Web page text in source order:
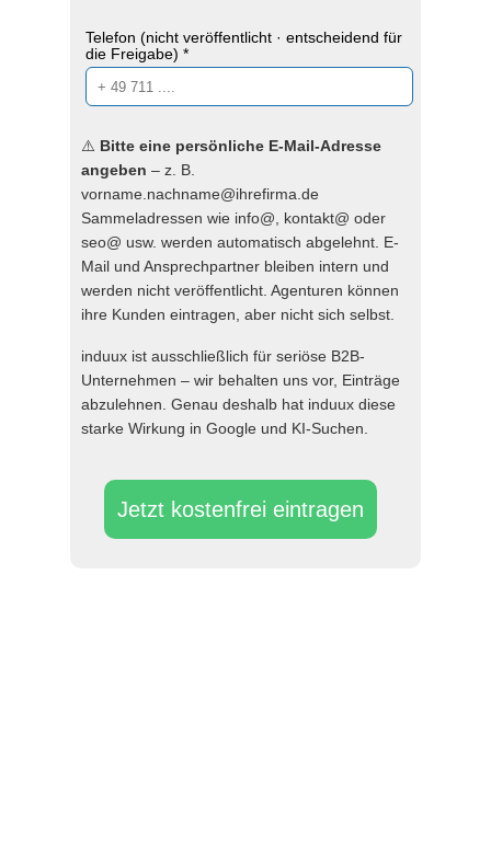
Telefon (nicht veröffentlicht · entscheidend für
die Freigabe) *
Jetzt kostenfrei eintragen
⚠️ Bitte eine persönliche E-Mail-Adresse
angeben – z. B.
vorname.nachname@ihrefirma.de
Sammeladressen wie info@, kontakt@ oder
seo@ usw. werden automatisch abgelehnt. E-
Mail und Ansprechpartner bleiben intern und
werden nicht veröffentlicht. Agenturen können
ihre Kunden eintragen, aber nicht sich selbst.
induux ist ausschließlich für seriöse B2B-
Unternehmen – wir behalten uns vor, Einträge
abzulehnen. Genau deshalb hat induux diese
starke Wirkung in Google und KI-Suchen.